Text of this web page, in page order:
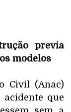
previa
modelos
Civil (Anac)
que